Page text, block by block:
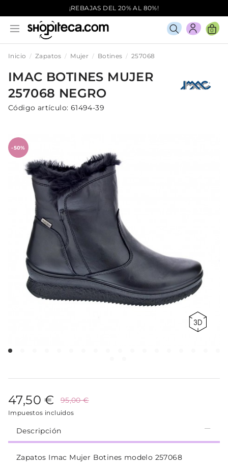
¡REBAJAS DEL 20% AL 80%!
0
Inicio Zapatos Mujer Botines 257068
IMAC BOTINES MUJER
257068 NEGRO
Código artículo: 61494-39
-50%
47,50 € 95,00 €
Impuestos incluidos
Descripción
Zapatos Imac Mujer Botines modelo 257068